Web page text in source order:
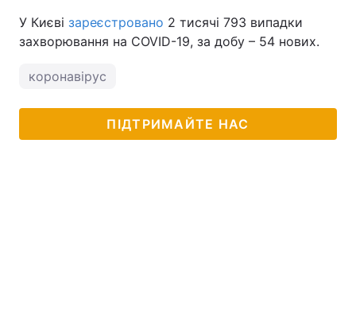
У Києві зареєстровано 2 тисячі 793 випадки
захворювання на COVID-19, за добу – 54 нових.
коронавірус
ПІДТРИМАЙТЕ НАС